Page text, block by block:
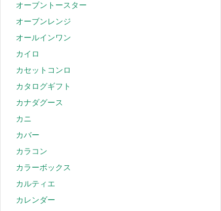
オーブントースター
オーブンレンジ
オールインワン
カイロ
カセットコンロ
カタログギフト
カナダグース
カニ
カバー
カラコン
カラーボックス
カルティエ
カレンダー